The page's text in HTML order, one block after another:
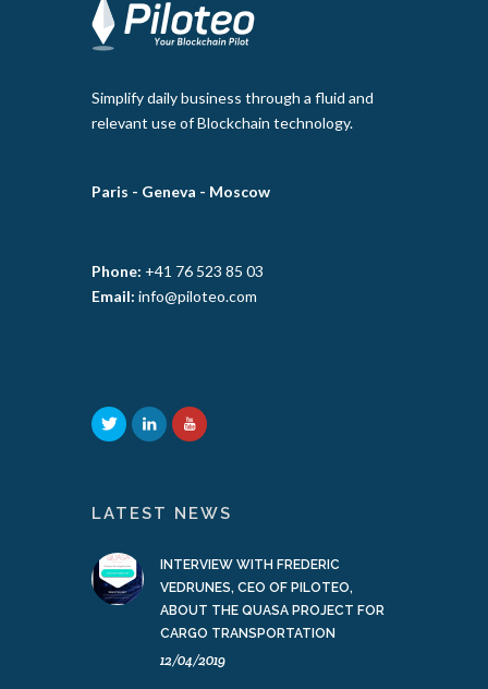
Simplify daily business through a fluid and
relevant use of Blockchain technology.
Paris - Geneva - Moscow
Phone: +41 76 523 85 03
Email: info@piloteo.com
LATEST NEWS
INTERVIEW WITH FREDERIC
VEDRUNES, CEO OF PILOTEO,
ABOUT THE QUASA PROJECT FOR
CARGO TRANSPORTATION
12/04/2019